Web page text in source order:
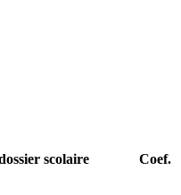
scolaire Coef.